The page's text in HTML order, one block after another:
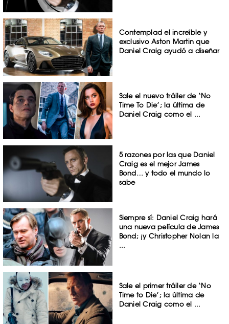
Contemplad el increíble y
exclusivo Aston Martin que
Daniel Craig ayudó a diseñar
Sale el nuevo tráiler de ‘No
Time To Die’; la última de
Daniel Craig como el ...
5 razones por las que Daniel
Craig es el mejor James
Bond… y todo el mundo lo
sabe
Siempre sí: Daniel Craig hará
una nueva película de James
Bond; ¡y Christopher Nolan la
...
Sale el primer tráiler de ‘No
Time to Die’; la última de
Daniel Craig como el ...